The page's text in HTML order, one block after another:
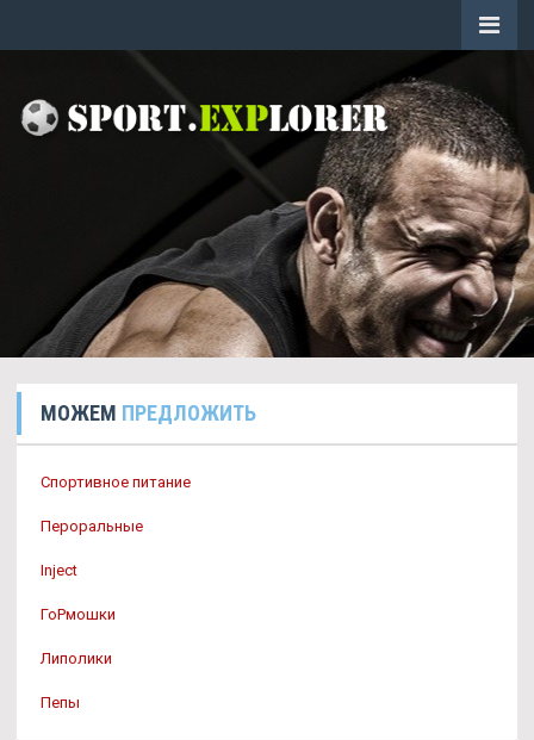
МОЖЕМ ПРЕДЛОЖИТЬ
Спортивное питание
Пероральные
Inject
ГоРмошки
Липолики
Пепы